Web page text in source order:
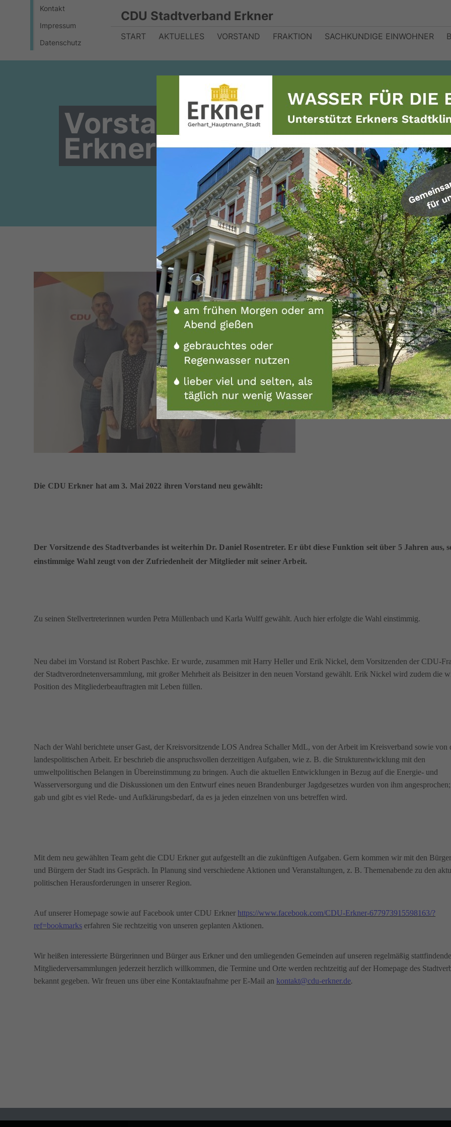
Kontakt
Impressum
Datenschutz
CDU Stadtverband Erkner
START AKTUELLES VORSTAND FRAKTION SACHKUNDIGE EINWOHNER
Vorstandswahlen der CDU
Erkner
Die CDU Erkner hat am 3. Mai 2022 ihren Vorstand neu gewählt:
Der Vorsitzende des Stadtverbandes ist weiterhin Dr. Daniel Rosentreter. Er übt diese Funktion seit über 5 Jahren aus,
einstimmige Wahl zeugt von der Zufriedenheit der Mitglieder mit seiner Arbeit.
Zu seinen Stellvertreterinnen wurden Petra Müllenbach und Karla Wulff gewählt. Auch hier erfolgte die Wahl einstimmig.
Neu dabei im Vorstand ist Robert Paschke. Er wurde, zusammen mit Harry Heller und Erik Nickel, dem Vorsitzenden der CDU-
der Stadtverordnetenversammlung, mit großer Mehrheit als Beisitzer in den neuen Vorstand gewählt. Erik Nickel wird zudem die
Position des Mitgliederbeauftragten mit Leben füllen.
Nach der Wahl berichtete unser Gast, der Kreisvorsitzende LOS Andrea Schaller MdL, von der Arbeit im Kreisverband sowie von
landespolitischen Arbeit. Er beschrieb die anspruchsvollen derzeitigen Aufgaben, wie z. B. die Strukturentwicklung mit den
umweltpolitischen Belangen in Übereinstimmung zu bringen. Auch die aktuellen Entwicklungen in Bezug auf die Energie- und
Wasserversorgung und die Diskussionen um den Entwurf eines neuen Brandenburger Jagdgesetzes wurden von ihm
gab und gibt es viel Rede- und Aufklärungsbedarf, da es ja jeden einzelnen von uns betreffen wird.
Mit dem neu gewählten Team geht die CDU Erkner gut aufgestellt an die zukünftigen Aufgaben. Gern kommen wir mit den
und Bürgern der Stadt ins Gespräch. In Planung sind verschiedene Aktionen und Veranstaltungen, z. B. Themenabende zu den
politischen Herausforderungen in unserer Region.
Auf unserer Homepage sowie auf Facebook unter CDU Erkner https://www.facebook.com/CDU-Erkner-677973915598163/?
ref=bookmarks erfahren Sie rechtzeitig von unseren geplanten Aktionen.
Wir heißen interessierte Bürgerinnen und Bürger aus Erkner und den umliegenden Gemeinden auf unseren regelmäßig
Mitgliederversammlungen jederzeit herzlich willkommen, die Termine und Orte werden rechtzeitig auf der Homepage des
bekannt gegeben. Wir freuen uns über eine Kontaktaufnahme per E-Mail an kontakt@cdu-erkner.de.